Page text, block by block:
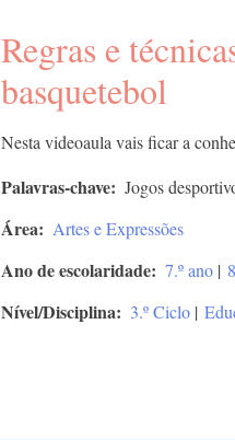
Regras e
basquetebol
Nesta videoaula vais ficar a
Palavras-chave Jogos
Área Artes e Expressões
Ano de escolaridade 7.º ano |
Nível/Disciplina 3.º Ciclo |